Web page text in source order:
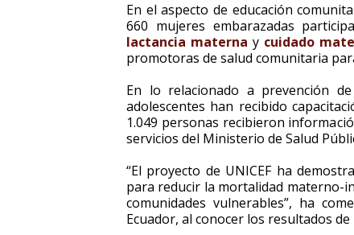
En el aspecto de educación
660 mujeres embarazadas
lactancia materna y cuidado
promotoras de salud comunitaria
En lo relacionado a prevención de
adolescentes han recibido
1.049 personas recibieron
servicios del Ministerio de Salud
“El proyecto de UNICEF ha
para reducir la mortalidad materno-
comunidades vulnerables”, ha
Ecuador, al conocer los resultados